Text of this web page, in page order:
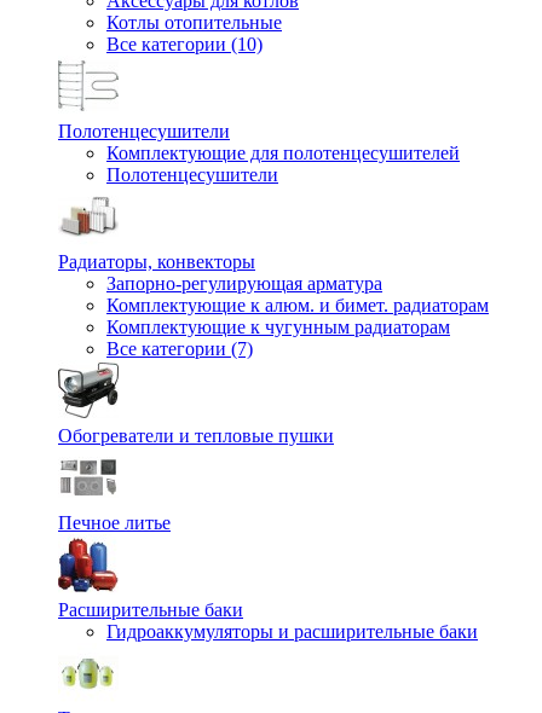
Котлы отопительные
Все категории (10)
Полотенцесушители
Комплектующие для полотенцесушителей
Полотенцесушители
Радиаторы, конвекторы
Запорно-регулирующая арматура
Комплектующие к алюм. и бимет. радиаторам
Комплектующие к чугунным радиаторам
Все категории (7)
Обогреватели и тепловые пушки
Печное литье
Расширительные баки
Гидроаккумуляторы и расширительные баки